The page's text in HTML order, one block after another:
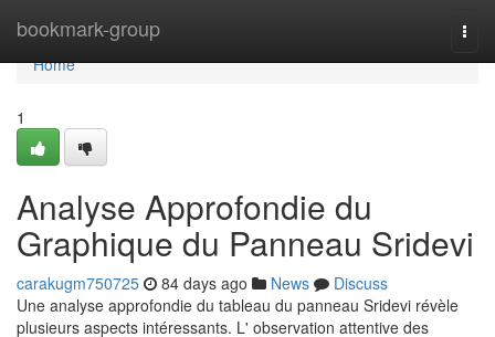
bookmark-group
Home
Home
1
Analyse Approfondie du
Graphique du Panneau Sridevi
carakugm750725 84 days ago News
Discuss
Une analyse approfondie du tableau du panneau Sridevi révèle
plusieurs aspects intéressants. L' observation attentive des